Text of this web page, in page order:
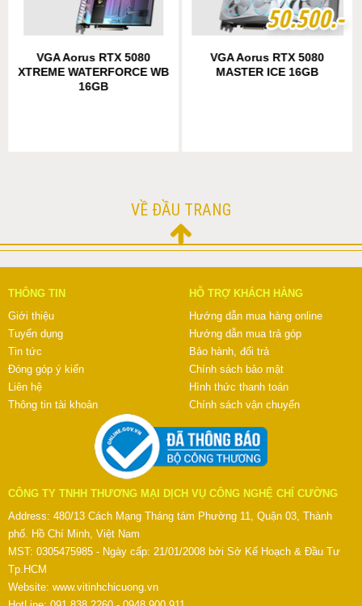
VGA Aorus RTX 5080
XTREME WATERFORCE WB
16GB
50.500.-
50.500.-
VGA Aorus RTX 5080
MASTER ICE 16GB
VỀ ĐẦU TRANG
THÔNG TIN
Giới thiệu
Tuyển dụng
Tin tức
Đóng góp ý kiến
Liên hệ
Thông tin tài khoản
HỖ TRỢ KHÁCH HÀNG
Hướng dẫn mua hàng online
Hướng dẫn mua trả góp
Bảo hành, đổi trả
Chính sách bảo mật
Hình thức thanh toán
Chính sách vận chuyển
CÔNG TY TNHH THƯƠNG MẠI DỊCH VỤ CÔNG NGHỆ CHÍ CƯỜNG
Address: 480/13 Cách Mạng Tháng tám Phường 11, Quận 03, Thành
phố. Hồ Chí Minh, Việt Nam
MST: 0305475985 - Ngày cấp: 21/01/2008 bởi Sở Kế Hoạch & Đầu Tư
Tp.HCM
Website: www.vitinhchicuong.vn